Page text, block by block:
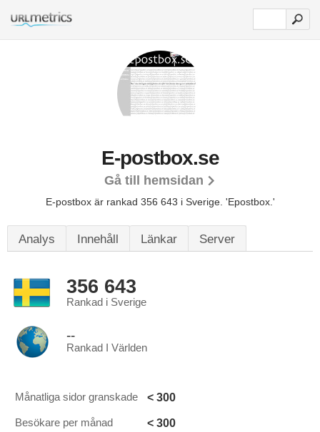
E-postbox.se
Gå till hemsidan
E-postbox är rankad 356 643 i Sverige. 'Epostbox.'
Analys Innehåll Länkar Server
356 643
Rankad i Sverige
--
Rankad I Världen
Månatliga sidor granskade < 300
Besökare per månad < 300